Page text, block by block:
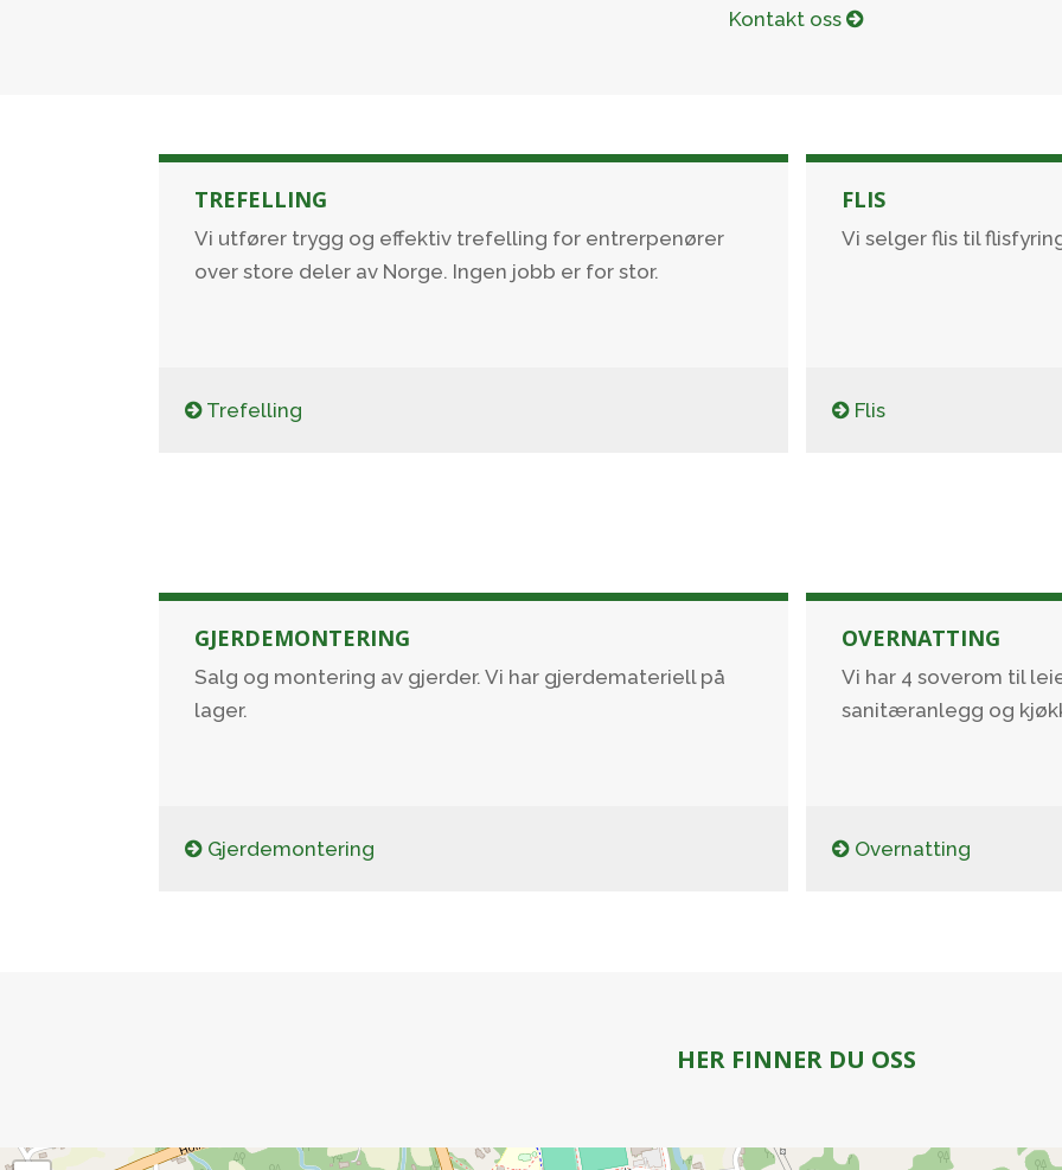
Kontakt oss
TREFELLING
Vi utfører trygg og effektiv trefelling for entrerpenører
over store deler av Norge. Ingen jobb er for stor.
Trefelling
FLIS
Vi selger flis til
Flis
GJERDEMONTERING
Salg og montering av gjerder. Vi har gjerdemateriell på
lager.
Gjerdemontering
OVERNATTING
Vi har 4 soverom til
sanitæranlegg og
Overnatting
HER FINNER DU OSS